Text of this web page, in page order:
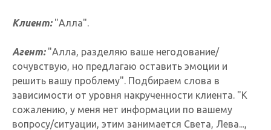
Клиент:"Алла".
Агент:"Алла, разделяю ваше негодование/
сочувствую, но предлагаю оставить эмоции и
решить вашу проблему". Подбираем слова в
зависимости от уровня накрученности клиента. "К
сожалению, у меня нет информации по вашему
вопросу/ситуации, этим занимается Света, Лева...,